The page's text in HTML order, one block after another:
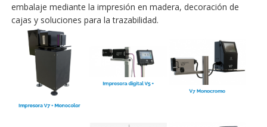
embalaje mediante la impresión en madera, decoración de
cajas y soluciones para la trazabilidad.